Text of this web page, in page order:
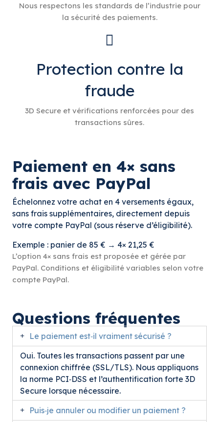
Nous respectons les standards de l’industrie pour
la sécurité des paiements.
Protection contre la
fraude
3D Secure et vérifications renforcées pour des
transactions sûres.
Paiement en 4× sans
frais avec PayPal
Échelonnez votre achat en 4 versements égaux,
sans frais supplémentaires, directement depuis
votre compte PayPal (sous réserve d’éligibilité).
Exemple : panier de 85 € → 4× 21,25 €
L’option 4× sans frais est proposée et gérée par
PayPal. Conditions et éligibilité variables selon votre
compte PayPal.
Questions fréquentes
Le paiement est‑il vraiment sécurisé ?
Oui. Toutes les transactions passent par une
connexion chiffrée (SSL/TLS). Nous appliquons
la norme PCI‑DSS et l’authentification forte 3D
Secure lorsque nécessaire.
Puis‑je annuler ou modifier un paiement ?